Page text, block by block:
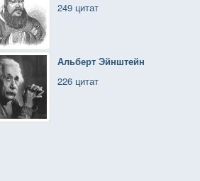
249 цитат
Альберт Эйнштейн
226 цитат